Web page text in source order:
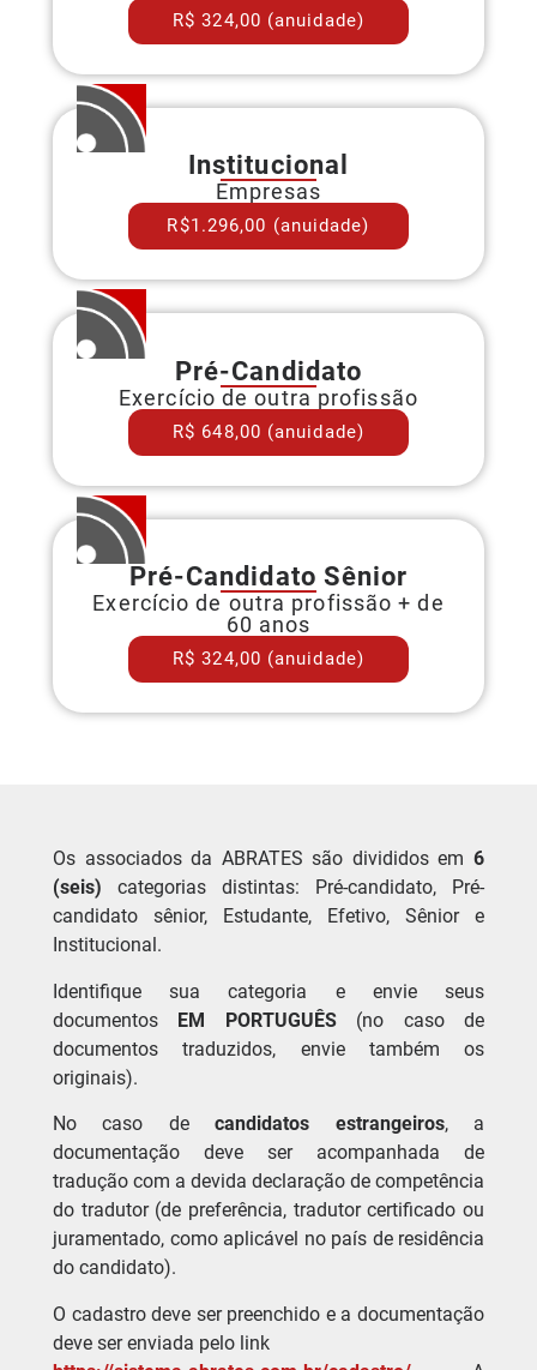
R$ 324,00 (anuidade)
Institucional
Empresas
R$1.296,00 (anuidade)
Pré-Candidato
Exercício de outra profissão
R$ 648,00 (anuidade)
Pré-Candidato Sênior
Exercício de outra profissão + de
60 anos
R$ 324,00 (anuidade)
Os associados da ABRATES são divididos em 6
(seis) categorias distintas: Pré-candidato, Pré-
candidato sênior, Estudante, Efetivo, Sênior e
Institucional.
Identifique sua categoria e envie seus
documentos EM PORTUGUÊS(no caso de
documentos traduzidos, envie também os
originais).
No caso decandidatos estrangeiros, a
documentação deve ser acompanhada de
tradução com a devida declaração de competência
do tradutor (de preferência, tradutor certificado ou
juramentado, como aplicável no país de residência
do candidato).
O cadastro deve ser preenchido e a documentação
deve ser enviada pelo link